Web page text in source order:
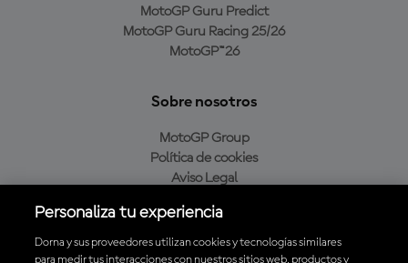
MotoGP Guru Predict
MotoGP Guru Racing 25/26
MotoGP™26
Sobre nosotros
MotoGP Group
Política de cookies
Aviso Legal
Política de compra
Personaliza tu experiencia
Dorna y sus proveedores utilizan cookies y tecnologías similares
para medir tus interacciones con nuestros sitios web, productos y